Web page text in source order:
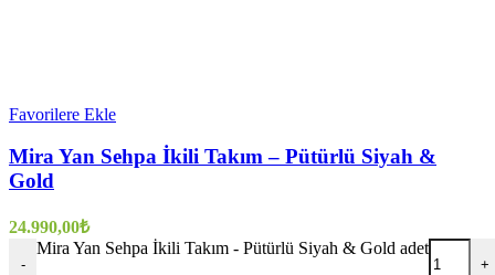
Favorilere Ekle
Mira Yan Sehpa İkili Takım – Pütürlü Siyah &
Gold
24.990,00₺
-
Mira Yan Sehpa İkili Takım - Pütürlü Siyah & Gold adet
+